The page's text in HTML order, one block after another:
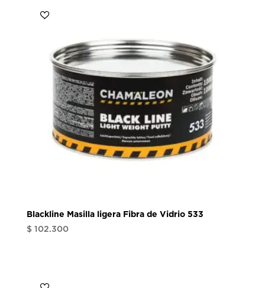
Blackline Masilla ligera Fibra de Vidrio 533
$ 102.300